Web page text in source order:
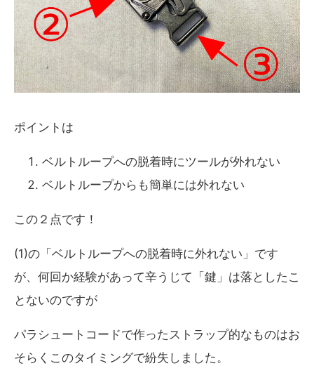
ポイントは
ベルトループへの脱着時にツールが外れない
ベルトループからも簡単には外れない
この２点です！
(1)の「ベルトループへの脱着時に外れない」です
が、何回か経験があって辛うじて「鍵」は落としたこ
とないのですが
パラシュートコードで作ったストラップ的なものはお
そらくこのタイミングで紛失しました。